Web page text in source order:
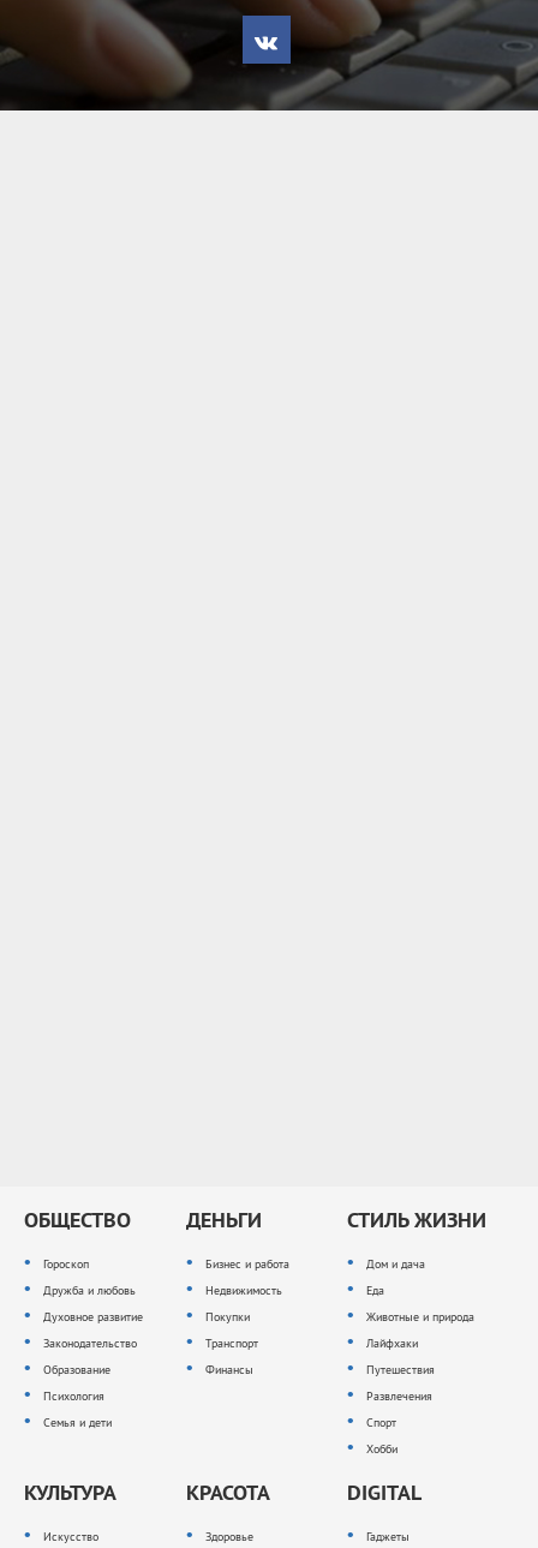
ОБЩЕСТВО
Гороскоп
Дружба и любовь
Духовное развитие
Законодательство
Образование
Психология
Семья и дети
ДЕНЬГИ
Бизнес и работа
Недвижимость
Покупки
Транспорт
Финансы
СТИЛЬ ЖИЗНИ
Дом и дача
Еда
Животные и природа
Лайфхаки
Путешествия
Развлечения
Спорт
Хобби
КУЛЬТУРА
Искусство
КРАСОТА
Здоровье
DIGITAL
Гаджеты